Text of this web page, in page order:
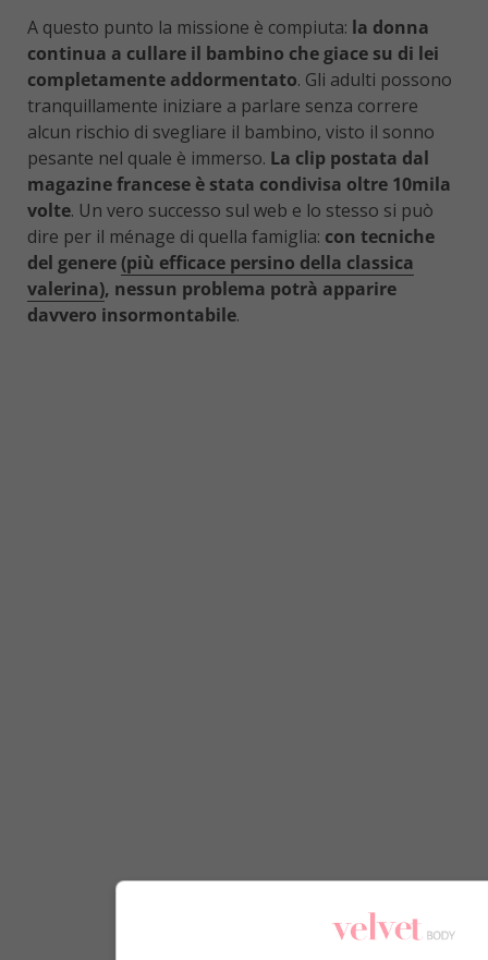
A questo punto la missione è compiuta: la donna
continua a cullare il bambino che giace su di lei
completamente addormentato. Gli adulti possono
tranquillamente iniziare a parlare senza correre
alcun rischio di svegliare il bambino, visto il sonno
pesante nel quale è immerso. La clip postata dal
magazine francese è stata condivisa oltre 10mila
volte. Un vero successo sul web e lo stesso si può
dire per il ménage di quella famiglia: con tecniche
del genere (più efficace persino della classica
valerina), nessun problema potrà apparire
davvero insormontabile.